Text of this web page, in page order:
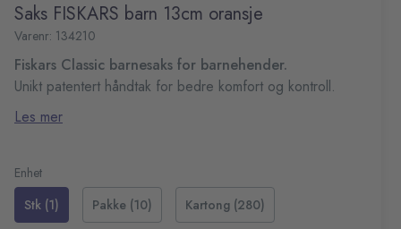
Saks FISKARS barn 13cm oransje
Varenr: 134210
Fiskars Classic barnesaks for barnehender.
Unikt patentert håndtak for bedre komfort og kontroll.
Høykvalitets rustfrie blader
Les mer
Enhet
Stk (1)
Pakke (10) Kartong (280)